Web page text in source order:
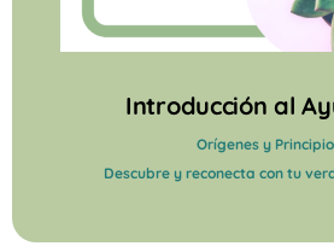
Introducción al
Orígenes y
Descubre y reconecta con tu